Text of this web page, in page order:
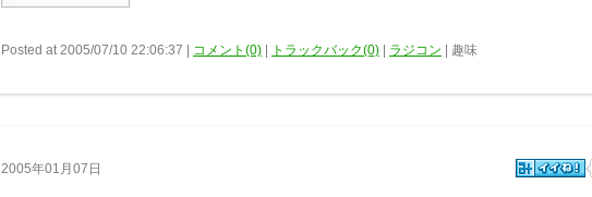
Posted at 2005/07/10 22:06:37 | コメント(0) トラックバック(0) ラジコン | 趣味
2005年01月07日